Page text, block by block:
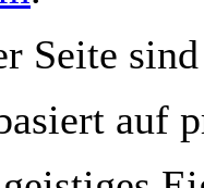
Seite
auf